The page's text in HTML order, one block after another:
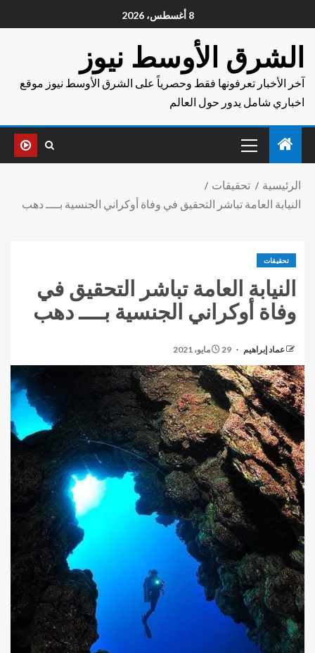
8 أغسطس، 2026
الشرق الأوسط نيوز
آخر الأخبار تعرفونها فقط وحصرياً على الشرق الأوسط نيوز موقع
اخباري شامل يدور حول العالم
الرئيسية
تحقيقات
النيابة العامة تباشر التحقيق في وفاة أوكراني الجنسية بــــ دهب
تحقيقات
النيابة العامة تباشر التحقيق في
وفاة أوكراني الجنسية بــــ دهب
عماد إبراهيم 29 مايو، 2021